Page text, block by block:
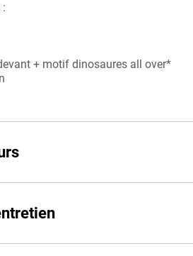
+ motif dinosaures all over*